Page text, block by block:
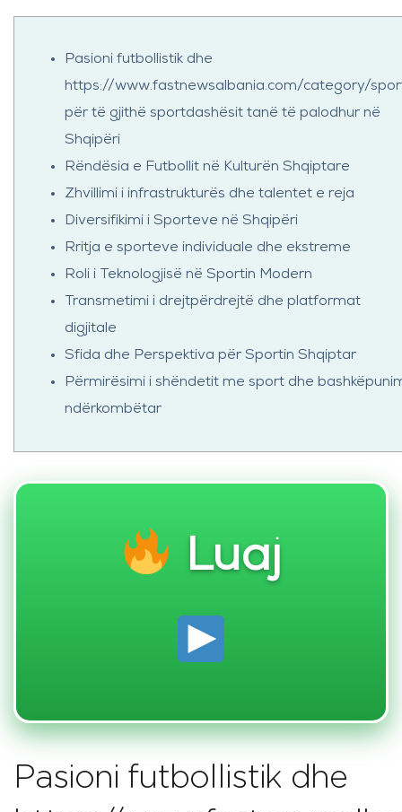
Pasioni futbollistik dhe
https://www.fastnewsalbania.com/category/
për të gjithë sportdashësit tanë të palodhur në
Shqipëri
Rëndësia e Futbollit në Kulturën Shqiptare
Zhvillimi i infrastrukturës dhe talentet e reja
Diversifikimi i Sporteve në Shqipëri
Rritja e sporteve individuale dhe ekstreme
Roli i Teknologjisë në Sportin Modern
Transmetimi i drejtpërdrejtë dhe platformat
digjitale
Sfida dhe Perspektiva për Sportin Shqiptar
Përmirësimi i shëndetit me sport dhe
ndërkombëtar
Luaj
Pasioni futbollistik dhe